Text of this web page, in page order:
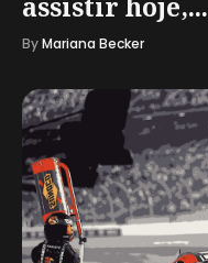
ByMariana Becker